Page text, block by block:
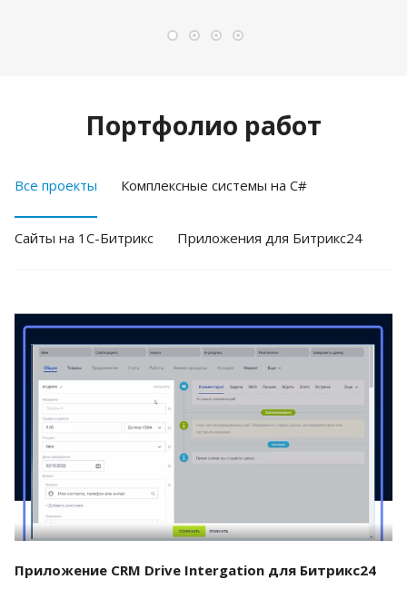
Портфолио работ
Все проекты Комплексные системы на C#
Cайты на 1С-Битрикс Приложения для Битрикс24
Смотреть проект
Приложение CRM Drive Intergation для Битрикс24